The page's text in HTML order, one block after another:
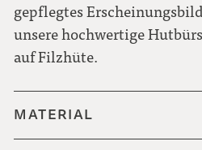
gepflegtes
unsere hochwertige
auf Filzhüte.
MATERIAL